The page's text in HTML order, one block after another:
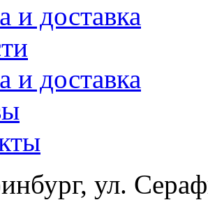
и доставка
и доставка
ул.